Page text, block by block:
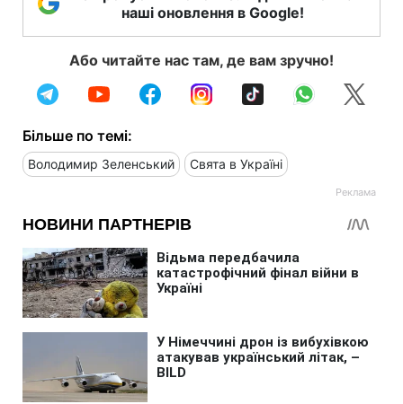
наші оновлення в Google!
Або читайте нас там, де вам зручно!
Більше по темі:
Володимир Зеленський Свята в Україні